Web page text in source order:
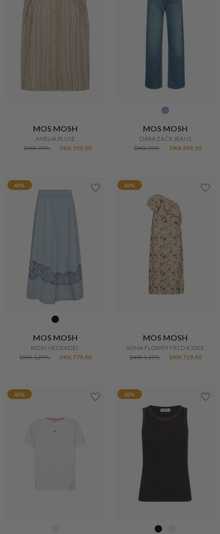
MOS MOSH
AMELIA BLUSE
DKK 799,-
DKK 559,30
MOS MOSH
DARA ZACK JEANS
DKK 999,-
DKK 699,30
40%
MOS MOSH
REDU NEDERDEL
DKK 1.299,-
DKK 779,40
40%
MOS MOSH
SOMA FLOWER FIELD KJOLE
DKK 1.199,-
DKK 719,40
40% 40%